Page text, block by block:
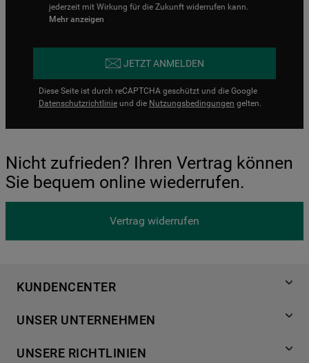
jederzeit mit Wirkung für die Zukunft widerrufen kann.
Mehr anzeigen
JETZT ANMELDEN
Diese Seite ist durch reCAPTCHA geschützt und die Google
Datenschutzrichtlinie und die Nutzungsbedingungen gelten.
Nicht zufrieden? Ihren Vertrag können
Sie bequem online wiederrufen.
Vertrag widerrufen
KUNDENCENTER
Händlersuche
Häufige Fragen
UNSER UNTERNEHMEN
Für Händler
UNSERE RICHTLINIEN